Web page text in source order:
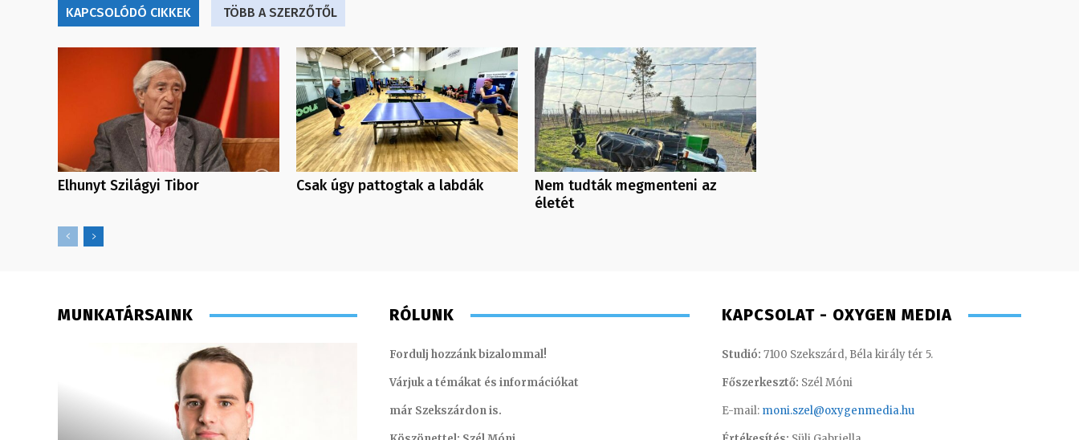
KAPCSOLÓDÓ CIKKEK TÖBB A SZERZŐTŐL
Elhunyt Szilágyi Tibor Csak úgy pattogtak a labdák
Nem tudták megmenteni az
életét
MUNKATÁRSAINK RÓLUNK
Fordulj hozzánk bizalommal!
Várjuk a témákat és információkat
már Szekszárdon is.
KAPCSOLAT - OXYGEN MEDIA
Studió: 7100 Szekszárd, Béla király tér 5.
Főszerkesztő: Szél Móni
E-mail: moni.szel@oxygenmedia.hu